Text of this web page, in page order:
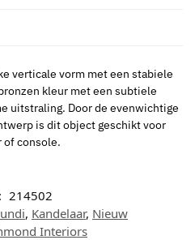
verticale vorm met een stabiele
kleur met een subtiele
uitstraling. Door de evenwichtige
is dit object geschikt voor
of console.
214502
, Kandelaar, Nieuw
Interiors